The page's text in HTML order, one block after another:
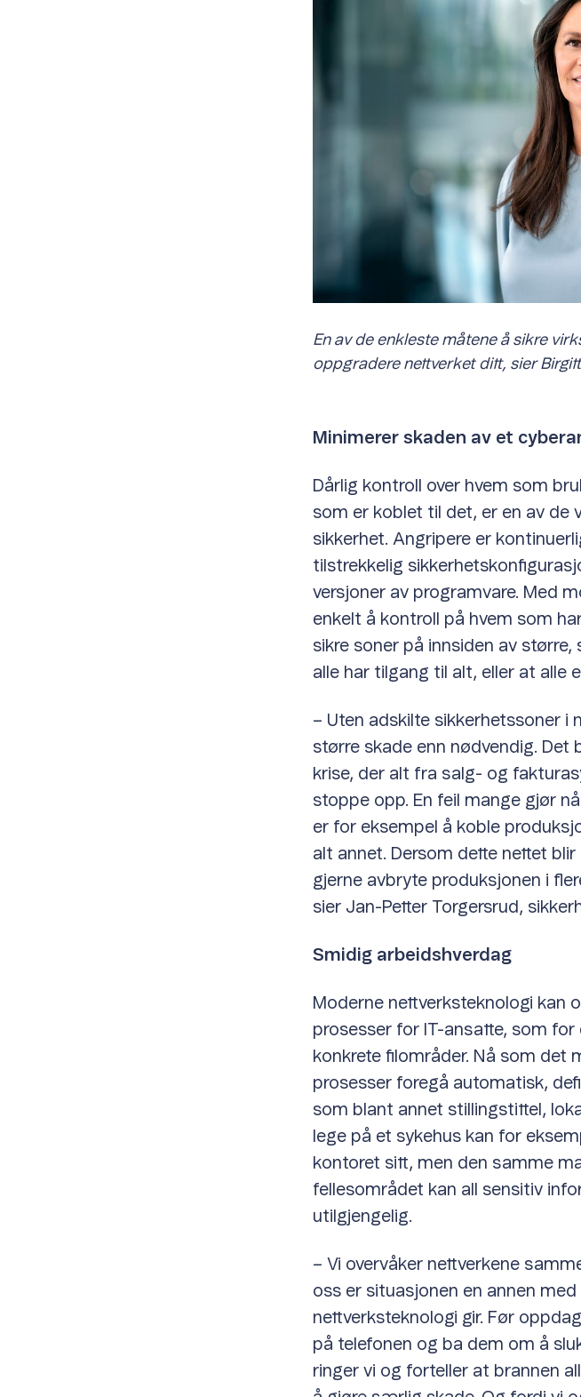
En av de enkleste måtene å sikre
oppgradere nettverket ditt, sier
Minimerer skaden av et
Dårlig kontroll over hvem som
som er koblet til det, er en av de
sikkerhet. Angripere er
tilstrekkelig
versjoner av programvare. Med
enkelt å kontroll på hvem som
sikre soner på innsiden av
alle har tilgang til alt, eller at alle
– Uten adskilte sikkerhetssoner i
større skade enn nødvendig. Det
krise, der alt fra salg- og
stoppe opp. En feil mange gjør
er for eksempel å koble
alt annet. Dersom dette nettet
gjerne avbryte produksjonen i
sier Jan-Petter Torgersrud,
Smidig arbeidshverdag
Moderne nettverksteknologi kan
prosesser for IT-ansatte, som
konkrete filområder. Nå som det
prosesser foregå automatisk,
som blant annet stillingstittel,
lege på et sykehus kan for
kontoret sitt, men den samme
fellesområdet kan all sensitiv
utilgjengelig.
– Vi overvåker nettverkene
oss er situasjonen en annen
nettverksteknologi gir. Før
på telefonen og ba dem om å
ringer vi og forteller at brannen